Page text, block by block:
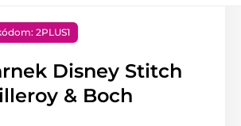
2PLUS1
Disney Stitch
& Boch